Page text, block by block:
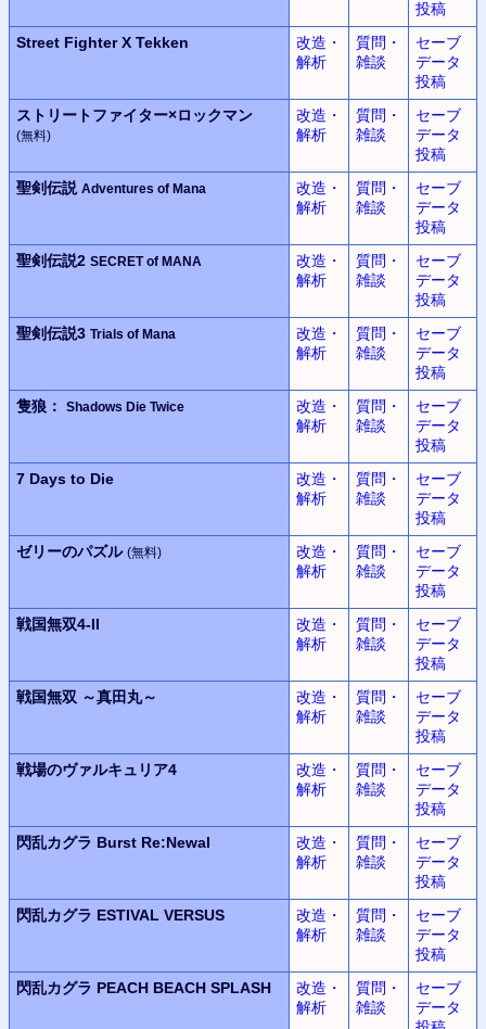
投稿
Street Fighter X Tekken
改造・
解析
質問・
雑談
セーブ
データ
投稿
ストリートファイター×ロックマン
(無料)
改造・
解析
質問・
雑談
セーブ
データ
投稿
聖剣伝説 Adventures of Mana
改造・
解析
質問・
雑談
セーブ
データ
投稿
聖剣伝説2 SECRET of MANA
改造・
解析
質問・
雑談
セーブ
データ
投稿
聖剣伝説3 Trials of Mana
改造・
解析
質問・
雑談
セーブ
データ
投稿
隻狼：
Shadows Die Twice
改造・
解析
質問・
雑談
セーブ
データ
投稿
7 Days to Die
改造・
解析
質問・
雑談
セーブ
データ
投稿
ゼリーのパズル (無料)
改造・
解析
質問・
雑談
セーブ
データ
投稿
戦国無双4-II
改造・
解析
質問・
雑談
セーブ
データ
投稿
戦国無双 ～真田丸～
改造・
解析
質問・
雑談
セーブ
データ
投稿
戦場のヴァルキュリア4
改造・
解析
質問・
雑談
セーブ
データ
投稿
閃乱カグラ Burst Re:Newal
改造・
解析
質問・
雑談
セーブ
データ
投稿
閃乱カグラ ESTIVAL VERSUS
改造・
解析
質問・
雑談
セーブ
データ
投稿
閃乱カグラ PEACH BEACH SPLASH
改造・
解析
質問・
雑談
セーブ
データ